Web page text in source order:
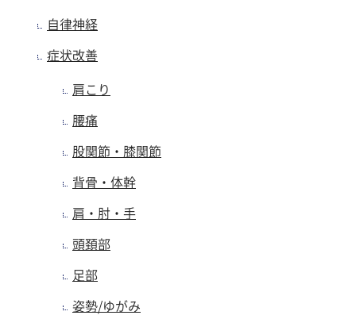
自律神経
症状改善
肩こり
腰痛
股関節・膝関節
背骨・体幹
肩・肘・手
頭頚部
足部
姿勢/ゆがみ